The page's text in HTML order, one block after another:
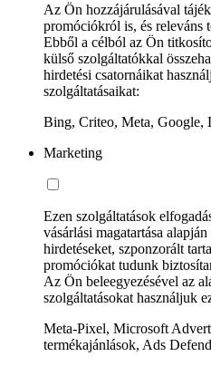
Az Ön hozzájárulásával
promóciókról is, és releváns
Ebből a célból az Ön
külső szolgáltatókkal
hirdetési csatornáikat
szolgáltatásaikat:
Bing, Criteo, Meta, Google,
Marketing
Ezen szolgáltatások
vásárlási magatartása
hirdetéseket, szponzorált
promóciókat tudunk
Az Ön beleegyezésével az
szolgáltatásokat használjuk
Meta-Pixel, Microsoft
termékajánlások, Ads